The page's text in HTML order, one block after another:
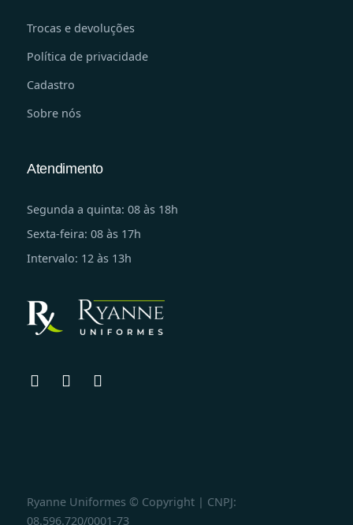
Trocas e devoluções
Política de privacidade
Cadastro
Sobre nós
Atendimento
Segunda a quinta: 08 às 18h
Sexta-feira: 08 às 17h
Intervalo: 12 às 13h